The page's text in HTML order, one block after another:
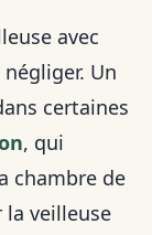
avec
Un
certaines
, qui
chambre de
veilleuse